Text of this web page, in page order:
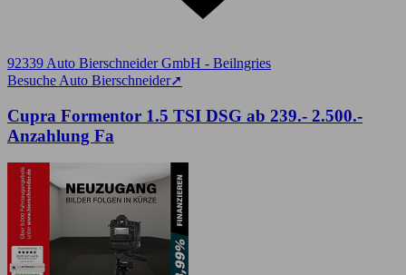
92339 Auto Bierschneider GmbH - Beilngries
Besuche Auto Bierschneider➚
Cupra Formentor 1.5 TSI DSG ab 239.- 2.500.-
Anzahlung Fa